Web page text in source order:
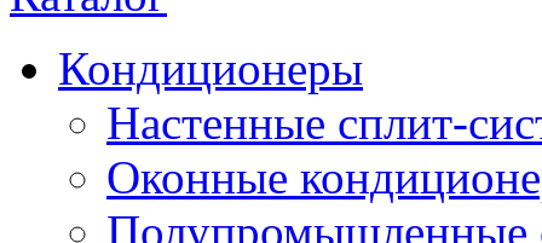
Кондиционеры
Настенные сплит-
Оконные
Полупромышленные